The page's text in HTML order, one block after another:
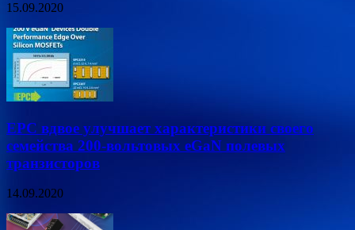
15.09.2020
EPC вдвое улучшает характеристики своего
семейства 200-вольтовых eGaN полевых
транзисторов
14.09.2020